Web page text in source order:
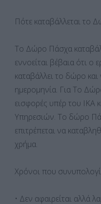
Πότε καταβάλλεται το
Το Δώρο Πάσχα
εννοείται βέβαια ότι ο
καταβάλλει το δώρο
ημερομηνία. Για Το
εισφορές υπέρ του
Υπηρεσιών. Το δώρο
επιτρέπεται να
χρήμα.
Χρόνοι που
• Δεν αφαιρείται αλλά